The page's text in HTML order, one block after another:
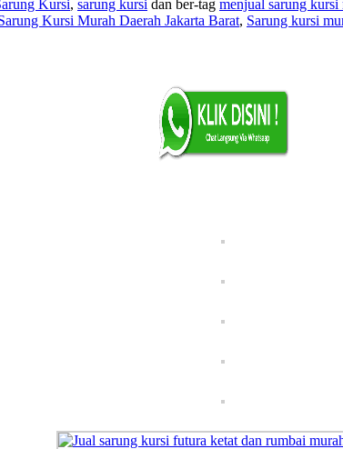
Kursi, sarung kursi dan ber-tag menjual sarung kursi
Kursi Murah Daerah Jakarta Barat, Sarung kursi